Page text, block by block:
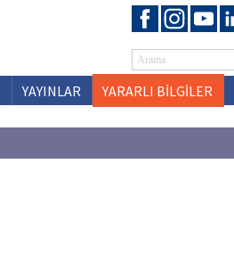
YAYINLAR YARARLI BİLGİLER